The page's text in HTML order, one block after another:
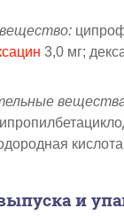
3,0 мг;
и